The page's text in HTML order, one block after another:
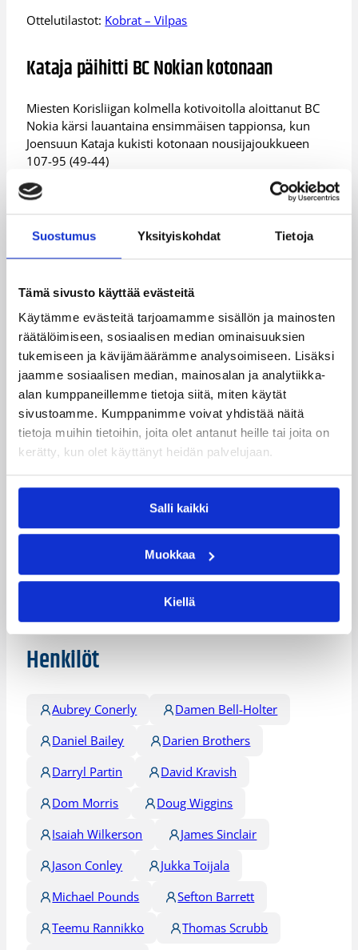
Suostumus Yksityiskohdat Tietoja
Tämä sivusto käyttää evästeitä
Käytämme evästeitä tarjoamamme sisällön ja mainosten
räätälöimiseen, sosiaalisen median ominaisuuksien
tukemiseen ja kävijämäärämme analysoimiseen. Lisäksi
jaamme sosiaalisen median, mainosalan ja analytiikka-
alan kumppaneillemme tietoja siitä, miten käytät
sivustoamme. Kumppanimme voivat yhdistää näitä
tietoja muihin tietoihin, joita olet antanut heille tai joita on
kerätty, kun olet käyttänyt heidän palvelujaan.
Salli kaikki
Muokkaa
Kiellä
Ottelutilastot: Kobrat – Vilpas
Kataja päihitti BC Nokian kotonaan
Miesten Korisliigan kolmella kotivoitolla aloittanut BC
Nokia kärsi lauantaina ensimmäisen tappionsa, kun
Joensuun Kataja kukisti kotonaan nousijajoukkueen
107-95 (49-44)
Kataja vei peliä, mutta vieraat pistivät siihen jännitystä
käännettyään Katajan viiden pisteen taukojohdon
Johto ei tosin kestänyt kauaa ja loppu palloteltiin taas
muutaman pisteen kotijohdossa.
– En muista koska olemme voittaneet, kun vastustaja
elementtejä. Puolustuksessa ongelmia aiheuttivat
etenkin nokialaisten takapelaajien kymmenen
hyökkäyslevypalloa, laskeskeli Katajan valmentaja
Jukka Toijala.
Katajan kotivoiton takuumiehinä toimivat hyökkäyksen
kapellimestari Teemu Rannikko 26 pisteellään ja 11
koriin johtaneella syötöllään, sekä 18 pistettä mieheen
nakuttaneet Trevis Simpson ja Thomas Scrubb.
Nokian terävintä kärkeä edustivat lauantaina takamies
Isaiah Wilkerson (24/6/4), Daniel Bailey (22/7) sekä
David Kravish (18/8/2 torjuntaa).
Kataja – BC Nokia
Henkilöt
Aubrey Conerly
Damen Bell-Holter
Daniel Bailey
Darien Brothers
Darryl Partin
David Kravish
Dom Morris
Doug Wiggins
Isaiah Wilkerson
James Sinclair
Jason Conley
Jukka Toijala
Michael Pounds
Sefton Barrett
Teemu Rannikko
Thomas Scrubb